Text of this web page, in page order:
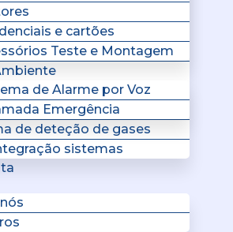
e cartões
Teste e Montagem
de Alarme por Voz
Emergência
de deteção de gases
sistemas